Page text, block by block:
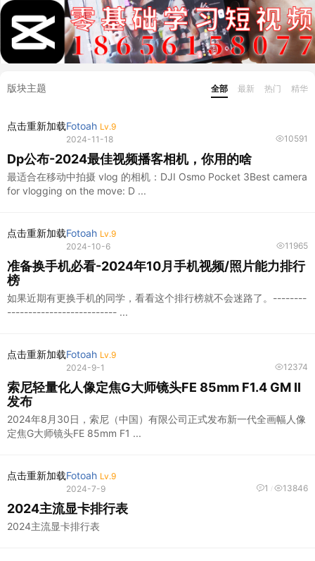
版块主题 全部 最新 热门 精华
点击重新加载Fotoah Lv.9
2024-11-18
10591
Dp公布-2024最佳视频播客相机，你用的啥
最适合在移动中拍摄 vlog 的相机：DJI Osmo Pocket 3Best camera
for vlogging on the move: D ...
点击重新加载Fotoah Lv.9
2024-10-6
11965
准备换手机必看-2024年10月手机视频/照片能力排行
榜
如果近期有更换手机的同学，看看这个排行榜就不会迷路了。--------
-------------------------- ...
点击重新加载Fotoah Lv.9
2024-9-1
12374
索尼轻量化人像定焦G大师镜头FE 85mm F1.4 GM II
发布
2024年8月30日，索尼（中国）有限公司正式发布新一代全画幅人像
定焦G大师镜头FE 85mm F1 ...
点击重新加载Fotoah Lv.9
2024-7-9
13846
1 /
2024主流显卡排行表
2024主流显卡排行表